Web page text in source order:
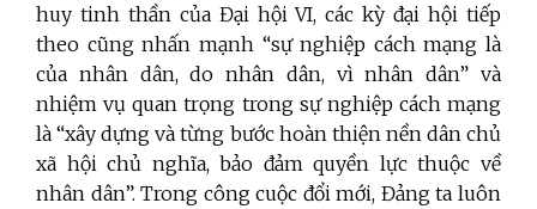
huy tinh thần của Đại hội VI, các kỳ đại hội tiếp
theo cũng nhấn mạnh “sự nghiệp cách mạng là
của nhân dân, do nhân dân, vì nhân dân” và
nhiệm vụ quan trọng trong sự nghiệp cách mạng
là “xây dựng và từng bước hoàn thiện nền dân chủ
xã hội chủ nghĩa, bảo đảm quyền lực thuộc về
nhân dân”. Trong công cuộc đổi mới, Đảng ta luôn